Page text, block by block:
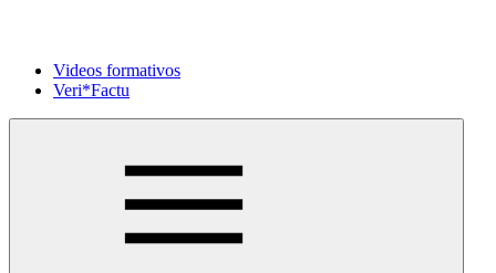
Videos formativos
Veri*Factu